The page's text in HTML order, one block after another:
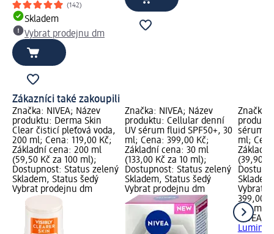
(142)
Skladem
Vybrat prodejnu dm
Zákazníci také zakoupili
Značka: NIVEA; Název
produktu: Derma Skin
Clear čisticí pleťová voda,
200 ml; Cena: 119,00 Kč;
Základní cena: 200 ml
(59,50 Kč za 100 ml);
Dostupnost: Status zelený
Skladem, Status šedý
Vybrat prodejnu dm
Značka: NIVEA; Název
produktu: Cellular denní
UV sérum fluid SPF50+, 30
ml; Cena: 399,00 Kč;
Základní cena: 30 ml
(133,00 Kč za 10 ml);
Dostupnost: Status zelený
Skladem, Status šedý
Vybrat prodejnu dm
Značka:
sérum
ml;
(39,90
Vybrat
399,00
100 ml
NIVEA